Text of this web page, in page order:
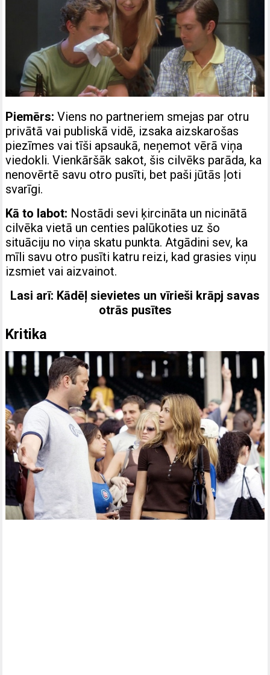
Piemērs: Viens no partneriem smejas par otru
privātā vai publiskā vidē, izsaka aizskarošas
piezīmes vai tīši apsaukā, neņemot vērā viņa
viedokli. Vienkāršāk sakot, šis cilvēks parāda, ka
nenovērtē savu otro pusīti, bet paši jūtās ļoti
svarīgi.
Kā to labot: Nostādi sevi ķircināta un nicinātā
cilvēka vietā un centies palūkoties uz šo
situāciju no viņa skatu punkta. Atgādini sev, ka
mīli savu otro pusīti katru reizi, kad grasies viņu
izsmiet vai aizvainot.
Lasi arī: Kādēļ sievietes un vīrieši krāpj savas
otrās pusītes
Kritika